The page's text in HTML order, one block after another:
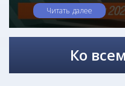
Читать далее
Ко